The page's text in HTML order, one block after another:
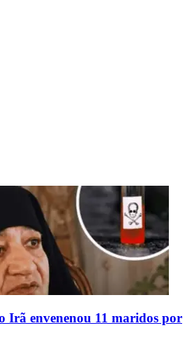
Irã envenenou 11 maridos por